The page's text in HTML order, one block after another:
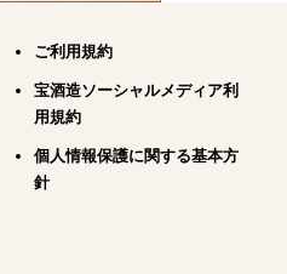
ご利用規約
宝酒造ソーシャルメディア利
用規約
個人情報保護に関する基本方
針